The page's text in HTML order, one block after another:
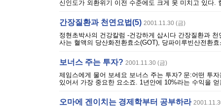
신인도가 외환위기 이전 수준에도 크게 못 미치고 있다
간장질환과 천연요법(5) 2001.11.30 (금)
정현초박사의 건강칼럼 -건강하게 삽시다 간장질환과
사는 혈액의 당산화전환효소(GOT), 당파이루빈산전환
보너스 주는 투자? 2001.11.30 (금)
제임스에게 물어 보세요 보너스 주는 투자? 문:어떤 투
있어서 가장 중요한 요소죠. 1년안에 10%라는 수익을
오마에 겐이치는 경제학부터 공부하라